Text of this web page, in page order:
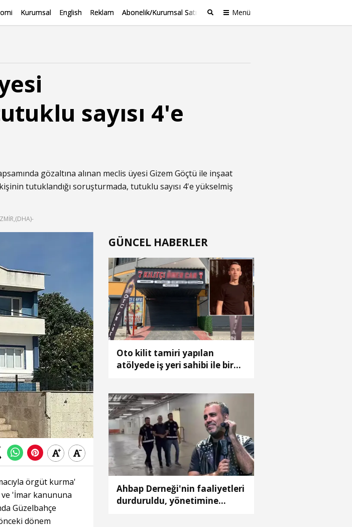
Kurumsal English Reklam Abonelik/Kurumsal Satış Menü
sayısı 4'e
gözaltına alınan meclis üyesi Gizem Göçtü ile inşaat
tutuklandığı soruşturmada, tutuklu sayısı 4'e yükselmiş
örgüt kurma'
'İmar kanununa
Güzelbahçe
dönem
GÜNCEL HABERLER
Oto kilit tamiri yapılan
atölyede iş yeri sahibi ile bir
Ahbap Derneği'nin faaliyetleri
durduruldu, yönetimine